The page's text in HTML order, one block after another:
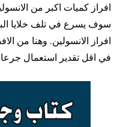
افراز كميات اكبر من
سوف يسرع في تلف خلايا
افراز الانسولين. وهنا من
في اقل تقدير استعمال